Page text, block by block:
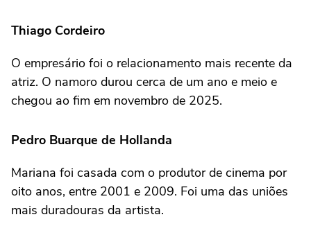
Thiago Cordeiro
O empresário foi o relacionamento mais recente da
atriz. O namoro durou cerca de um ano e meio e
chegou ao fim em novembro de 2025.
Pedro Buarque de Hollanda
Mariana foi casada com o produtor de cinema por
oito anos, entre 2001 e 2009. Foi uma das uniões
mais duradouras da artista.